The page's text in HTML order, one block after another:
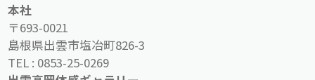
本社
〒693-0021
島根県出雲市塩冶町826-3
TEL : 0853-25-0269